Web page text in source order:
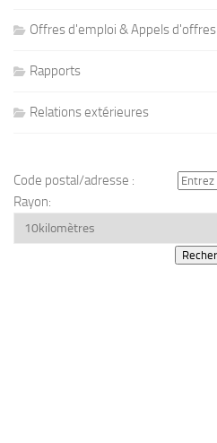
Offres d'emploi & Appels d'offres
Rapports
Relations extérieures
Code postal/adresse :
Rayon: